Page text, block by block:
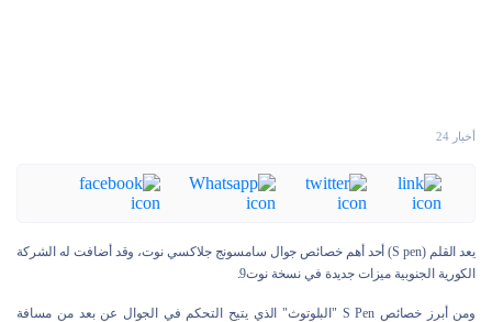
أخبار 24
يعد القلم (S pen) أحد أهم خصائص جوال سامسونج جلاكسي نوت، وقد أضافت له الشركة
الكورية الجنوبية ميزات جديدة في نسخة نوت9.
ومن أبرز خصائص S Pen "البلوتوث" الذي يتيح التحكم في الجوال عن بعد من مسافة